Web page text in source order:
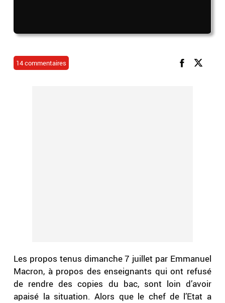
14 commentaires
Les propos tenus dimanche 7 juillet par Emmanuel
Macron, à propos des enseignants qui ont refusé
de rendre des copies du bac, sont loin d’avoir
apaisé la situation. Alors que le chef de l’Etat a